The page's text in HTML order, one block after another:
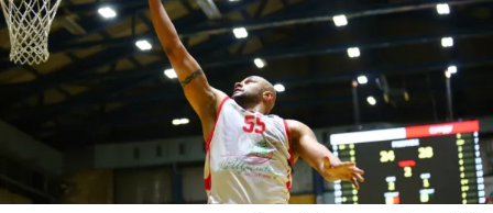
ФУТЗАЛ
ІНШІ
БУКМЕКЕРИ